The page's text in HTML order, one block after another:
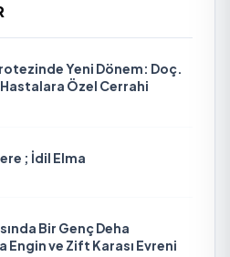
Yeni Dönem: Doç.
Özel Cerrahi
; İdil Elma
Bir Genç Deha
ve Zift Karası Evreni